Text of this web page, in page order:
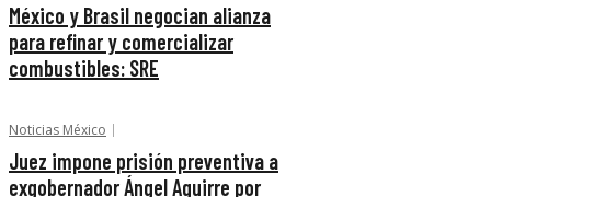
México y Brasil negocian alianza
para refinar y comercializar
combustibles: SRE
Noticias México
Juez impone prisión preventiva a
exgobernador Ángel Aguirre por